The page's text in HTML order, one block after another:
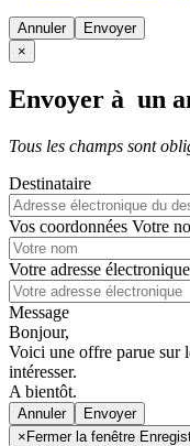
Annuler
×
Envoyer à un
Tous les champs sont
Destinataire
Vos coordonnées Votre
Votre adresse électronique
Message
Bonjour,
Voici une offre parue sur
intéresser.
A bientôt.
Annuler
× Fermer la fenêtre